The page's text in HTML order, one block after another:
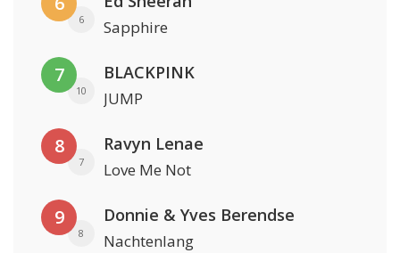
6 Sapphire
7
10
BLACKPINK
JUMP
8
7
Ravyn Lenae
Love Me Not
9
8
Donnie & Yves Berendse
Nachtenlang